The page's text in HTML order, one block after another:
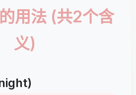
用法 (共2个含
义)